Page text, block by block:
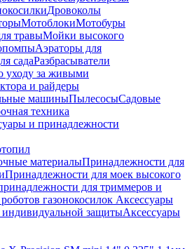
Дровоколы
МотоблокиМотобуры
травыМойки высокого
Аэраторы для
садаРазбрасыватели
уходу за живыми
и райдеры
машиныПылесосыСадовые
техника
и принадлежности
материалыПринадлежности для
Принадлежности для моек высокого
для триммеров и
газонокосилок Аксессуары
индивидуальной защитыАксессуары